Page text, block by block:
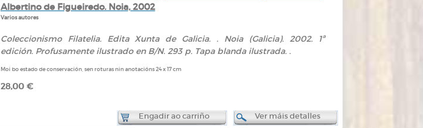
Albertino de Figueiredo. Noia, 2002
Varios autores
Coleccionismo Filatelia. Edita Xunta de Galicia. . Noia (Galicia). 2002. 1ª
edición. Profusamente ilustrado en B/N. 293 p. Tapa blanda ilustrada. .
Moi bo estado de conservación, sen roturas nin anotacións 24 x 17 cm
28,00 €
Engadir ao carriño Ver máis detalles